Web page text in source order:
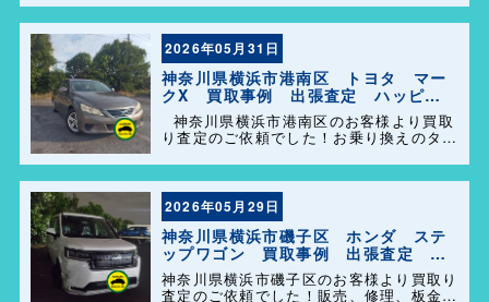
様のお車を迅速かつ丁寧に対応させていた
だきました。 今後ともよろしくお願いし
ます＼(^o^)／
2026年05月31日
神奈川県横浜市港南区 トヨタ マー
クX 買取事例 出張査定 ハッピー
カーズ港南店！
神奈川県横浜市港南区のお客様より買取
り査定のご依頼でした！お乗り換えのタイ
い取らせて頂きありがとうございます。今
後とも弊社の事をよろしくお願いします＼
(^o^)／
2026年05月29日
神奈川県横浜市磯子区 ホンダ ステ
ップワゴン 買取事例 出張査定 ハ
ッピーカーズ港南店！
神奈川県横浜市磯子区のお客様より買取り
査定のご依頼でした！販売、修理、板金、